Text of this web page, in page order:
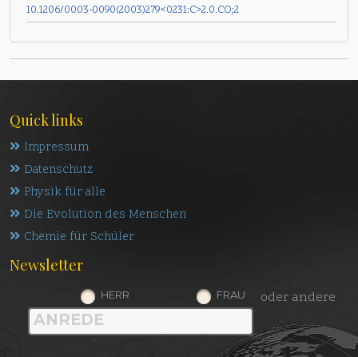
10.1206/0003-0090(2003)279<0231:C>2.0.CO;2
Quick links
Impressum
Datenschutz
Physik für alle
Die Evolution des Menschen
Chemie für Schüler
Newsletter
HERR FRAU oder andere